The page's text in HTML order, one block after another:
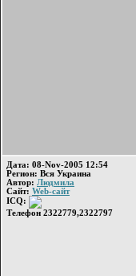
Дата: 08-Nov-2005 12:54
Регион: Вся Украина
Автор: Людмила
Сайт: Web-сайт
ICQ:
Телефон 2322779,2322797